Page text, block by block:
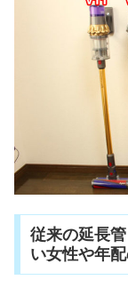
従来の延長
い女性や年